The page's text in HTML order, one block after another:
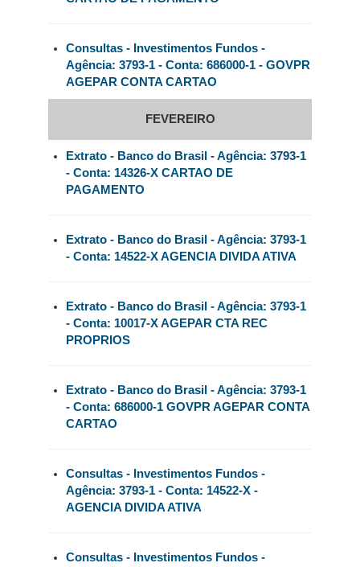
Consultas - Investimentos Fundos -
Agência: 3793-1 - Conta: 686000-1 - GOVPR
AGEPAR CONTA CARTAO
FEVEREIRO
Extrato - Banco do Brasil - Agência: 3793-1
- Conta: 14326-X CARTAO DE
PAGAMENTO
Extrato - Banco do Brasil - Agência: 3793-1
- Conta: 14522-X AGENCIA DIVIDA ATIVA
Extrato - Banco do Brasil - Agência: 3793-1
- Conta: 10017-X AGEPAR CTA REC
PROPRIOS
Extrato - Banco do Brasil - Agência: 3793-1
- Conta: 686000-1 GOVPR AGEPAR CONTA
CARTAO
Consultas - Investimentos Fundos -
Agência: 3793-1 - Conta: 14522-X -
AGENCIA DIVIDA ATIVA
Consultas - Investimentos Fundos -